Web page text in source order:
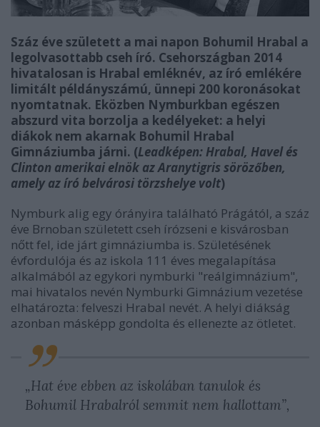
Száz éve született a mai napon Bohumil Hrabal a
legolvasottabb cseh író. Csehországban 2014
hivatalosan is Hrabal emléknév, az író emlékére
limitált példányszámú, ünnepi 200 koronásokat
nyomtatnak. Eközben Nymburkban egészen
abszurd vita borzolja a kedélyeket: a helyi
diákok nem akarnak Bohumil Hrabal
Gimnáziumba járni. (Leadképen: Hrabal, Havel és
Clinton amerikai elnök az Aranytigris sörözőben,
amely az író belvárosi törzshelye volt)
Nymburk alig egy órányira található Prágától, a száz
éve Brnoban született cseh írózseni e kisvárosban
nőtt fel, ide járt gimnáziumba is. Születésének
évfordulója és az iskola 111 éves megalapítása
alkalmából az egykori nymburki "reálgimnázium",
mai hivatalos nevén Nymburki Gimnázium vezetése
elhatározta: felveszi Hrabal nevét. A helyi diákság
azonban másképp gondolta és ellenezte az ötletet.
„Hat éve ebben az iskolában tanulok és
Bohumil Hrabalról semmit nem hallottam”,